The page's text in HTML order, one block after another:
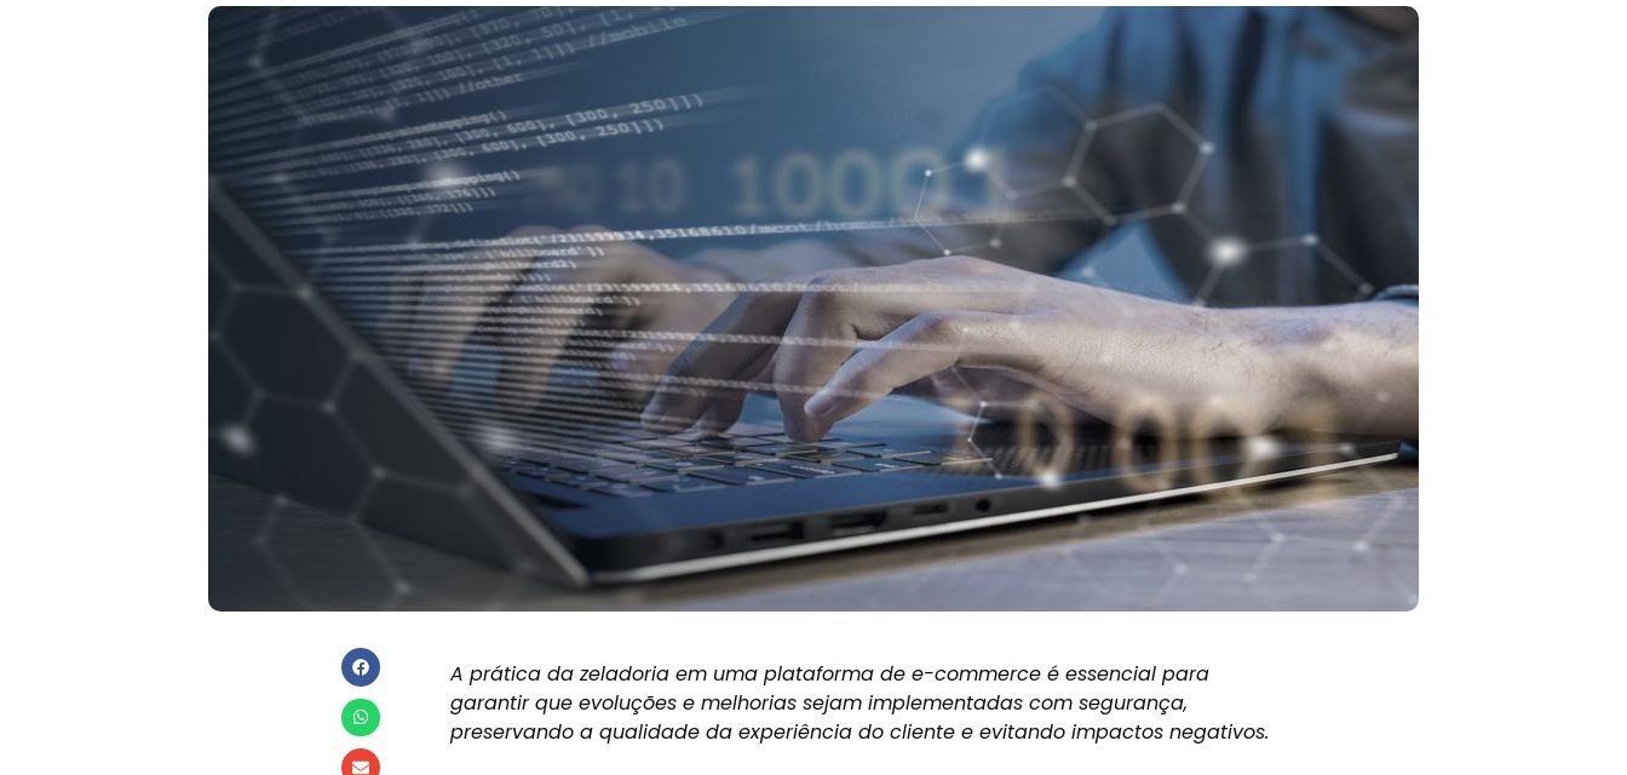
A prática da zeladoria em uma plataforma de e-commerce é essencial para
garantir que evoluções e melhorias sejam implementadas com segurança,
preservando a qualidade da experiência do cliente e evitando impactos negativos.